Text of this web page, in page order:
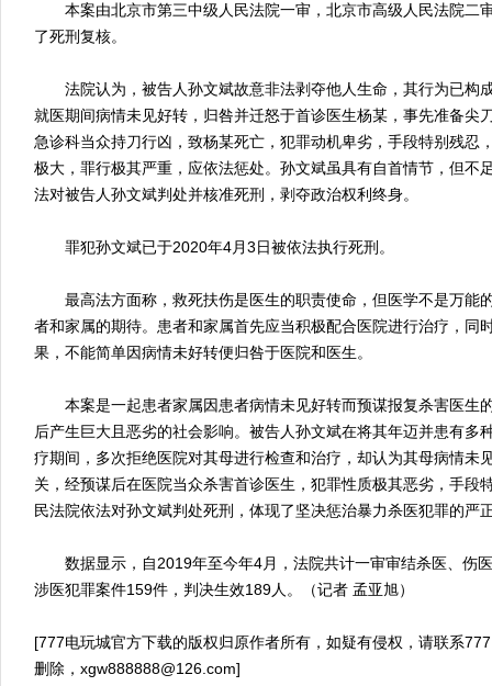
本案由北京市第三中级人民法院一审，北京市高级人民法院二
了死刑复核。
法院认为，被告人孙文斌故意非法剥夺他人生命，其行为已构
就医期间病情未见好转，归咎并迁怒于首诊医生杨某，事先准备尖
急诊科当众持刀行凶，致杨某死亡，犯罪动机卑劣，手段特别残忍
极大，罪行极其严重，应依法惩处。孙文斌虽具有自首情节，但不
法对被告人孙文斌判处并核准死刑，剥夺政治权利终身。
罪犯孙文斌已于2020年4月3日被依法执行死刑。
最高法方面称，救死扶伤是医生的职责使命，但医学不是万能
者和家属的期待。患者和家属首先应当积极配合医院进行治疗，同
果，不能简单因病情未好转便归咎于医院和医生。
本案是一起患者家属因患者病情未见好转而预谋报复杀害医生
后产生巨大且恶劣的社会影响。被告人孙文斌在将其年迈并患有多
疗期间，多次拒绝医院对其母进行检查和治疗，却认为其母病情未
关，经预谋后在医院当众杀害首诊医生，犯罪性质极其恶劣，手段
民法院依法对孙文斌判处死刑，体现了坚决惩治暴力杀医犯罪的严
数据显示，自2019年至今年4月，法院共计一审审结杀医、伤
涉医犯罪案件159件，判决生效189人。（记者 孟亚旭）
[777电玩城官方下载的版权归原作者所有，如疑有侵权，请联系
删除， xgw888888@126.com]